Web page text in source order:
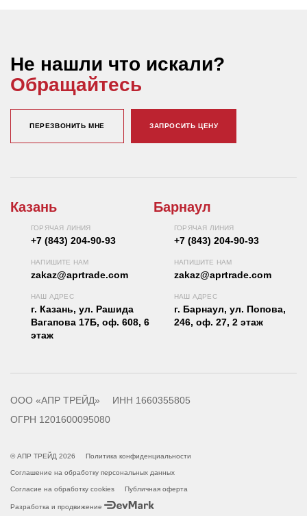
Не нашли что искали?
Обращайтесь
ПЕРЕЗВОНИТЬ МНЕ ЗАПРОСИТЬ ЦЕНУ
Казань
ГОРЯЧАЯ ЛИНИЯ
+7 (843) 204-90-93
НАПИШИТЕ НАМ
zakaz@aprtrade.com
НАШ АДРЕС
г. Казань, ул. Рашида
Вагапова 17Б, оф. 608, 6
этаж
Барнаул
ГОРЯЧАЯ ЛИНИЯ
+7 (843) 204-90-93
НАПИШИТЕ НАМ
zakaz@aprtrade.com
НАШ АДРЕС
г. Барнаул, ул. Попова,
246, оф. 27, 2 этаж
ООО «АПР ТРЕЙД»
ИНН 1660355805
ОГРН 1201600095080
© АПР ТРЕЙД 2026 Политика конфиденциальности
Соглашение на обработку персональных данных
Согласие на обработку cookies Публичная оферта
Разработка и продвижение